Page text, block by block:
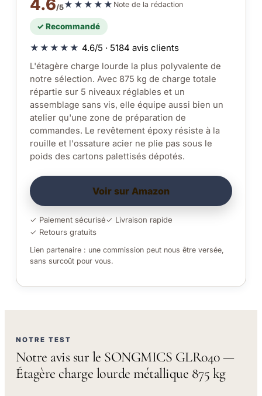
4.6/5★★★★★ Note de la rédaction
✓ Recommandé
★★★★★ 4.6/5 · 5184 avis clients
L'étagère charge lourde la plus polyvalente de
notre sélection. Avec 875 kg de charge totale
répartie sur 5 niveaux réglables et un
assemblage sans vis, elle équipe aussi bien un
atelier qu'une zone de préparation de
commandes. Le revêtement époxy résiste à la
rouille et l'ossature acier ne plie pas sous le
poids des cartons palettisés dépotés.
Voir sur Amazon
✓ Paiement sécurisé✓ Livraison rapide
✓ Retours gratuits
Lien partenaire : une commission peut nous être versée,
sans surcoût pour vous.
NOTRE TEST
Notre avis sur le SONGMICS GLR040 —
Étagère charge lourde métallique 875 kg